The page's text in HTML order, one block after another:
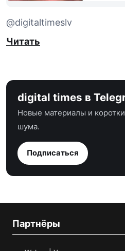
@digitaltimeslv
Читать
digital times в
Новые материалы и
шума.
Подписаться
Партнёры